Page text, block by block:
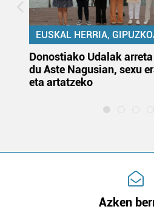
EUSKAL HERRIA,
Donostiako Udalak
du Aste Nagusian, sexu
eta artatzeko
Azken